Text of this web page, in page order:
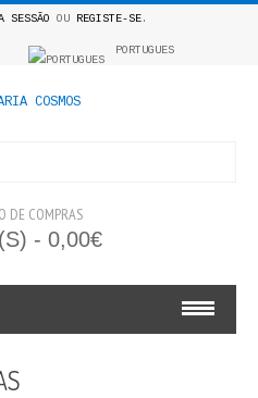
OU REGISTE-SE.
PORTUGUES
DE COMPRAS
- 0,00€